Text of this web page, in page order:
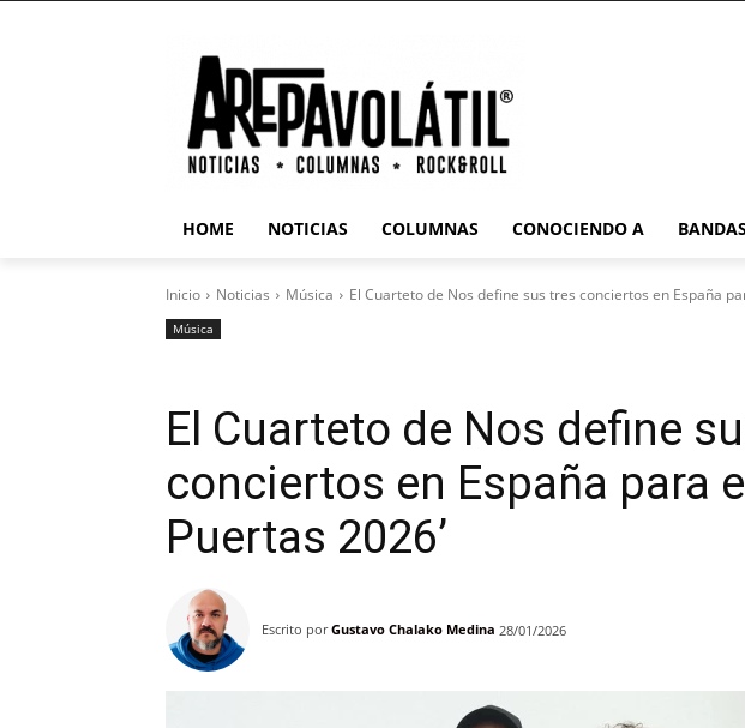
HOME NOTICIAS COLUMNAS CONOCIENDO A BANDAS
Inicio Noticias Música El Cuarteto de Nos define sus tres conciertos en España
Música
El Cuarteto de Nos define
conciertos en España para
Puertas 2026’
Escrito por Gustavo Chalako Medina 28/01/2026